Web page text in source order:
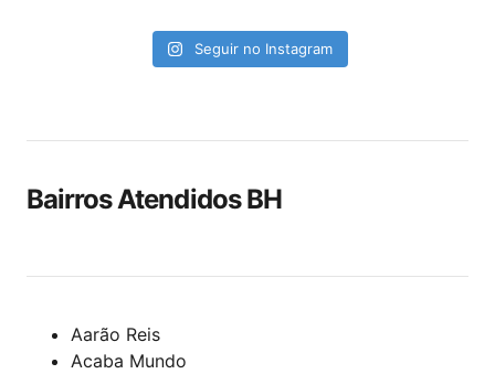
Seguir no Instagram
Bairros Atendidos BH
Aarão Reis
Acaba Mundo